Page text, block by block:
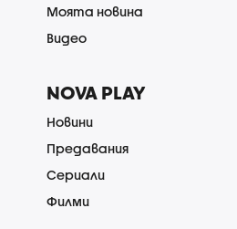
Моята новина
Видео
NOVA PLAY
Новини
Предавания
Сериали
Филми